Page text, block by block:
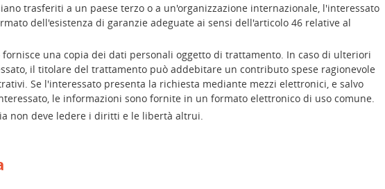
trasferiti a un paese terzo o a un'organizzazione internazionale, l'interessato
dell'esistenza di garanzie adeguate ai sensi dell'articolo 46 relative al
una copia dei dati personali oggetto di trattamento. In caso di ulteriori
il titolare del trattamento può addebitare un contributo spese ragionevole
Se l'interessato presenta la richiesta mediante mezzi elettronici, e salvo
le informazioni sono fornite in un formato elettronico di uso comune.
non deve ledere i diritti e le libertà altrui.